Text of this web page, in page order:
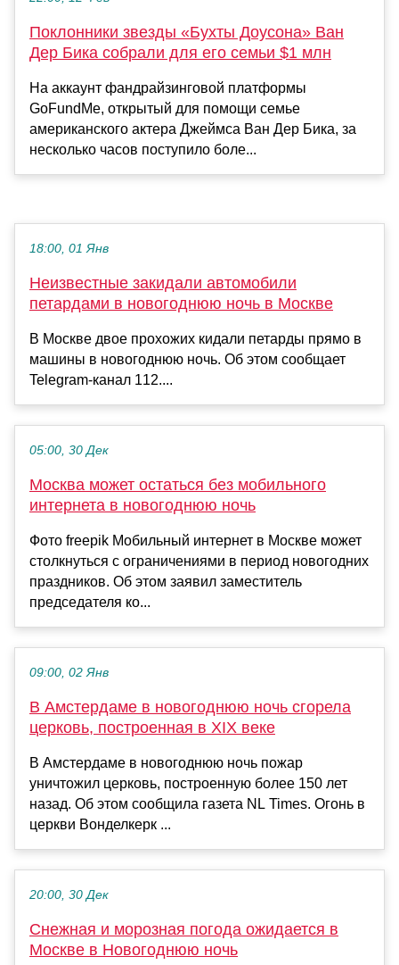
Поклонники звезды «Бухты Доусона» Ван
Дер Бика собрали для его семьи $1 млн
На аккаунт фандрайзинговой платформы
GoFundMe, открытый для помощи семье
американского актера Джеймса Ван Дер Бика, за
несколько часов поступило боле...
18:00, 01 Янв
Неизвестные закидали автомобили
петардами в новогоднюю ночь в Москве
В Москве двое прохожих кидали петарды прямо в
машины в новогоднюю ночь. Об этом сообщает
Telegram-канал 112....
05:00, 30 Дек
Москва может остаться без мобильного
интернета в новогоднюю ночь
Фото freepik Мобильный интернет в Москве может
столкнуться с ограничениями в период новогодних
праздников. Об этом заявил заместитель
председателя ко...
09:00, 02 Янв
В Амстердаме в новогоднюю ночь сгорела
церковь, построенная в XIX веке
В Амстердаме в новогоднюю ночь пожар
уничтожил церковь, построенную более 150 лет
назад. Об этом сообщила газета NL Times. Огонь в
церкви Вонделкерк ...
20:00, 30 Дек
Снежная и морозная погода ожидается в
Москве в Новогоднюю ночь